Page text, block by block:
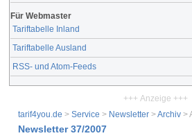
Für Webmaster
Tariftabelle Inland
Tariftabelle Ausland
RSS- und Atom-Feeds
+++ Anzeige +++
tarif4you.de > Service > Newsletter >Archiv >
Newsletter 37/2007